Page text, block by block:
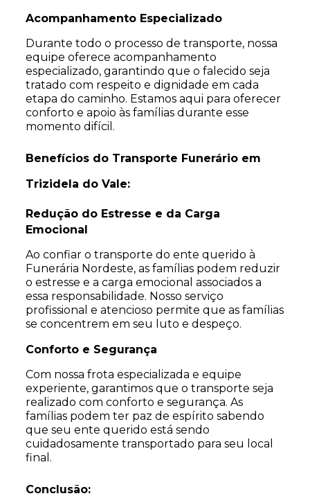
Acompanhamento Especializado
Durante todo o processo de transporte, nossa
equipe oferece acompanhamento
especializado, garantindo que o falecido seja
tratado com respeito e dignidade em cada
etapa do caminho. Estamos aqui para oferecer
conforto e apoio às famílias durante esse
momento difícil.
Benefícios do Transporte Funerário em
Trizidela do Vale:
Redução do Estresse e da Carga
Emocional
Ao confiar o transporte do ente querido à
Funerária Nordeste, as famílias podem reduzir
o estresse e a carga emocional associados a
essa responsabilidade. Nosso serviço
profissional e atencioso permite que as famílias
se concentrem em seu luto e despeço.
Conforto e Segurança
Com nossa frota especializada e equipe
experiente, garantimos que o transporte seja
realizado com conforto e segurança. As
famílias podem ter paz de espírito sabendo
que seu ente querido está sendo
cuidadosamente transportado para seu local
final.
Conclusão: